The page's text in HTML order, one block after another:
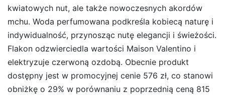
kwiatowych nut, ale także nowoczesnych akordów
mchu. Woda perfumowana podkreśla kobiecą naturę i
indywidualność, przynosząc nutę elegancji i świeżości.
Flakon odzwierciedla wartości Maison Valentino i
elektryzuje czerwoną ozdobą. Obecnie produkt
dostępny jest w promocyjnej cenie 576 zł, co stanowi
obniżkę o 29% w porównaniu z poprzednią ceną 815